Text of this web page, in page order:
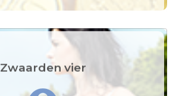
Zwaarden vier